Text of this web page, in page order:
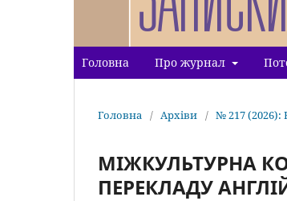
Головна Про журнал
Головна / Архіви / № 217 (2026):
МІЖКУЛЬТУРНА
ПЕРЕКЛАДУ